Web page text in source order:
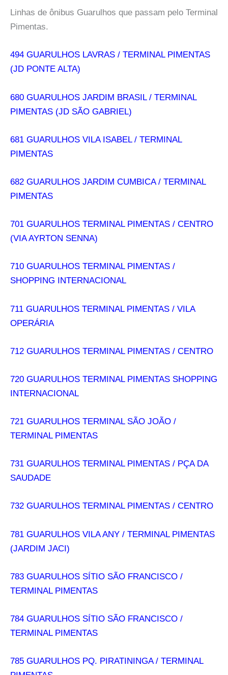
Linhas de ônibus Guarulhos que passam pelo Terminal
Pimentas.
494 GUARULHOS LAVRAS / TERMINAL PIMENTAS
(JD PONTE ALTA)
680 GUARULHOS JARDIM BRASIL / TERMINAL
PIMENTAS (JD SÃO GABRIEL)
681 GUARULHOS VILA ISABEL / TERMINAL
PIMENTAS
682 GUARULHOS JARDIM CUMBICA / TERMINAL
PIMENTAS
701 GUARULHOS TERMINAL PIMENTAS / CENTRO
(VIA AYRTON SENNA)
710 GUARULHOS TERMINAL PIMENTAS /
SHOPPING INTERNACIONAL
711 GUARULHOS TERMINAL PIMENTAS / VILA
OPERÁRIA
712 GUARULHOS TERMINAL PIMENTAS / CENTRO
720 GUARULHOS TERMINAL PIMENTAS SHOPPING
INTERNACIONAL
721 GUARULHOS TERMINAL SÃO JOÃO /
TERMINAL PIMENTAS
731 GUARULHOS TERMINAL PIMENTAS / PÇA DA
SAUDADE
732 GUARULHOS TERMINAL PIMENTAS / CENTRO
781 GUARULHOS VILA ANY / TERMINAL PIMENTAS
(JARDIM JACI)
783 GUARULHOS SÍTIO SÃO FRANCISCO /
TERMINAL PIMENTAS
784 GUARULHOS SÍTIO SÃO FRANCISCO /
TERMINAL PIMENTAS
785 GUARULHOS PQ. PIRATININGA / TERMINAL